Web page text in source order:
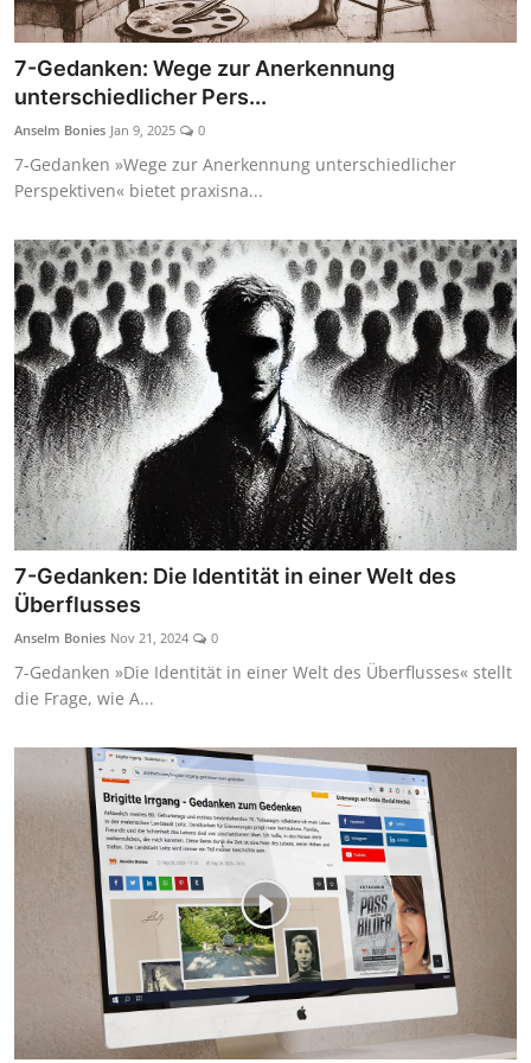
7-Gedanken: Wege zur Anerkennung
unterschiedlicher Pers...
Anselm Bonies Jan 9, 2025 0
7-Gedanken »Wege zur Anerkennung unterschiedlicher
Perspektiven« bietet praxisna...
7-Gedanken: Die Identität in einer Welt des
Überflusses
Anselm Bonies Nov 21, 2024 0
7-Gedanken »Die Identität in einer Welt des Überflusses« stellt
die Frage, wie A...